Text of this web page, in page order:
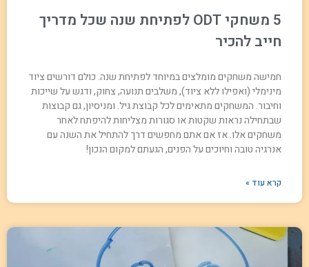
5 משחקי ODT לפתיחת שנה שכל מדריך
חייב להכיר
חמישה משחקים מומלצים במיוחד לפתיחת שנה. כולם דורשים ציוד
מינימלי (ואפילו ללא ציוד), משלבים תנועה, צחוק, ודגש על שייכות
וחיבור. המשחקים מתאימים לכל קבוצת גיל. ומניסיון, גם קבוצות
שבתחילה נראות שקטות או סגורות מצליחות להיפתח לאחר
משחקים אלו. אז אם אתם מחפשים דרך להתחיל את השנה עם
אנרגיה טובה וחיוכים על הפנים, הגעתם למקום הנכון!
קרא עוד »